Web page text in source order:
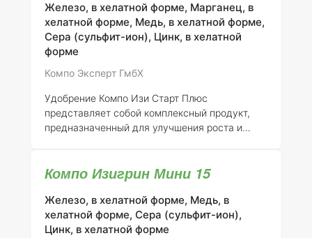
повышенное количество фосфатов и включает
в себя полезные микроорганизмы, такие как
Bacillus subtilis, а также важные
микроэлементы, необходимые для
растительности. Оно идеально подходит для
использования под такие культуры, как
кукуруза, сахарная свекла, картофель и
многие другие. Благодаря сво
Железо, в хелатной форме, Марганец, в
хелатной форме, Медь, в хелатной форме,
Сера (сульфит-ион), Цинк, в хелатной
форме
Компо Эксперт ГмбХ
Удобрение Компо Изи Старт Плюс
представляет собой комплексный продукт,
предназначенный для улучшения роста и
зерновых, зернобобовых, технических,
Данное удобрение способствует повышению
урожайности и улучшению качества
продукции за счет оптимального баланса
Компо Изигрин Мини 15
Железо, в хелатной форме, Медь, в
хелатной форме, Сера (сульфит-ион),
Цинк, в хелатной форме